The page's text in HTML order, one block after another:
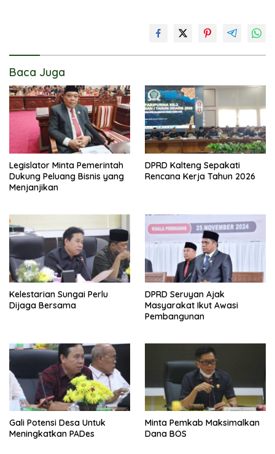
Baca Juga
Legislator Minta Pemerintah
Dukung Peluang Bisnis yang
Menjanjikan
DPRD Kalteng Sepakati
Rencana Kerja Tahun 2026
Kelestarian Sungai Perlu
Dijaga Bersama
DPRD Seruyan Ajak
Masyarakat Ikut Awasi
Pembangunan
Gali Potensi Desa Untuk
Meningkatkan PADes
Minta Pemkab Maksimalkan
Dana BOS